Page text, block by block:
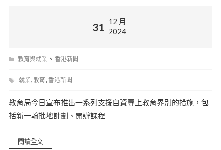
31
12 月
2024
教育與就業、 香港新聞
就業, 教育, 香港新聞
教育局今日宣布推出一系列支援自資專上教育界別的措施，包
括新一輪批地計劃、開辦課程
閱讀全文